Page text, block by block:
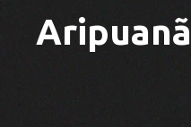
Aripuanã